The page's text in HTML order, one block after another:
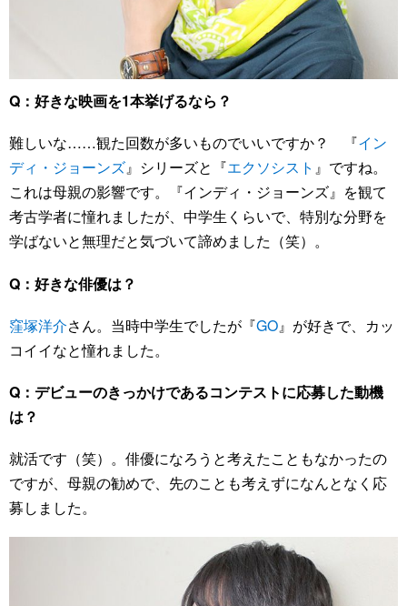
Q：好きな映画を1本挙げるなら？
難しいな……観た回数が多いものでいいですか？ 『イン
ディ・ジョーンズ』シリーズと『エクソシスト 』ですね。
これは母親の影響です。『インディ・ジョーンズ』を観て
考古学者に憧れましたが、中学生くらいで、特別な分野を
学ばないと無理だと気づいて諦めました（笑）。
Q：好きな俳優は？
窪塚洋介さん。当時中学生でしたが『GO』が好きで、カッ
コイイなと憧れました。
Q：デビューのきっかけであるコンテストに応募した動機
は？
就活です（笑）。俳優になろうと考えたこともなかったの
ですが、母親の勧めで、先のことも考えずになんとなく応
募しました。